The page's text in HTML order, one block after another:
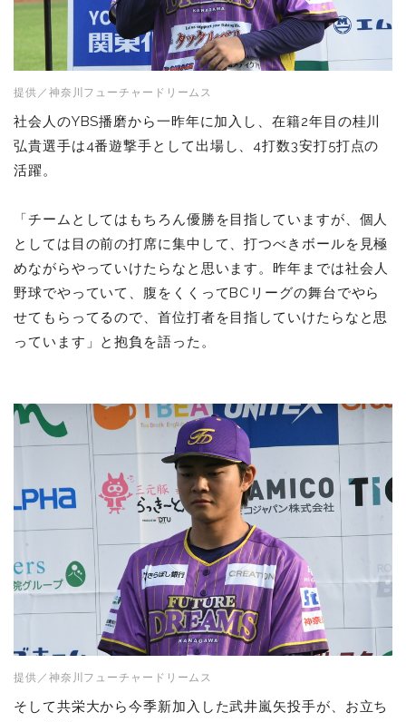
提供／神奈川フューチャードリームス
社会人のYBS播磨から一昨年に加入し、在籍2年目の桂川
弘貴選手は4番遊撃手として出場し、4打数3安打5打点の
活躍。
「チームとしてはもちろん優勝を目指していますが、個人
としては目の前の打席に集中して、打つべきボールを見極
めながらやっていけたらなと思います。昨年までは社会人
野球でやっていて、腹をくくってBCリーグの舞台でやら
せてもらってるので、首位打者を目指していけたらなと思
っています」と抱負を語った。
提供／神奈川フューチャードリームス
そして共栄大から今季新加入した武井嵐矢投手が、お立ち